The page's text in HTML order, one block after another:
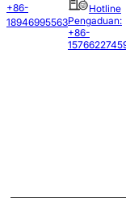
+86-
18946995563
Hotline
Pengaduan:
+86-